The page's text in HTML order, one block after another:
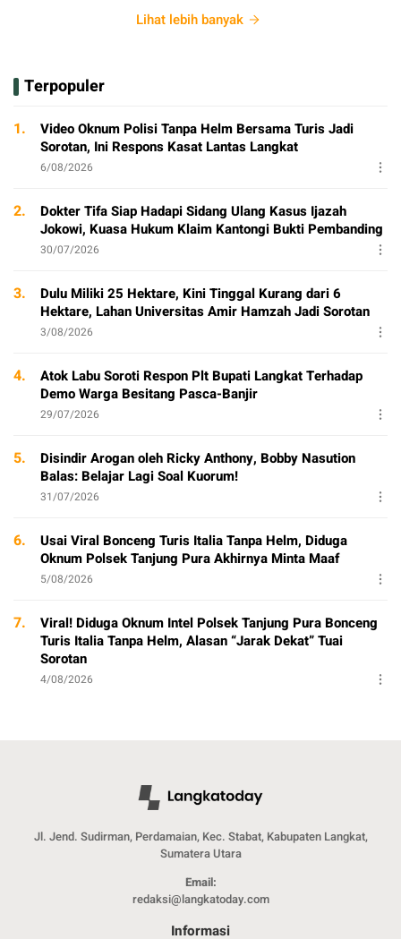
Lihat lebih banyak
Terpopuler
1.
Video Oknum Polisi Tanpa Helm Bersama Turis Jadi
Sorotan, Ini Respons Kasat Lantas Langkat
6/08/2026
2.
Dokter Tifa Siap Hadapi Sidang Ulang Kasus Ijazah
Jokowi, Kuasa Hukum Klaim Kantongi Bukti Pembanding
30/07/2026
3.
Dulu Miliki 25 Hektare, Kini Tinggal Kurang dari 6
Hektare, Lahan Universitas Amir Hamzah Jadi Sorotan
3/08/2026
4.
Atok Labu Soroti Respon Plt Bupati Langkat Terhadap
Demo Warga Besitang Pasca-Banjir
29/07/2026
5.
Disindir Arogan oleh Ricky Anthony, Bobby Nasution
Balas: Belajar Lagi Soal Kuorum!
31/07/2026
6.
Usai Viral Bonceng Turis Italia Tanpa Helm, Diduga
Oknum Polsek Tanjung Pura Akhirnya Minta Maaf
5/08/2026
7.
Viral! Diduga Oknum Intel Polsek Tanjung Pura Bonceng
Turis Italia Tanpa Helm, Alasan “Jarak Dekat” Tuai
Sorotan
4/08/2026
Jl. Jend. Sudirman, Perdamaian, Kec. Stabat, Kabupaten Langkat,
Sumatera Utara
Email:
redaksi@langkatoday.com
Informasi